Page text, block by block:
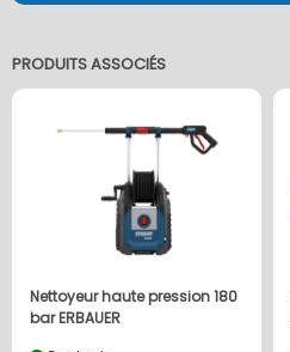
PRODUITS ASSOCIÉS
Nettoyeur haute pression 180
bar ERBAUER